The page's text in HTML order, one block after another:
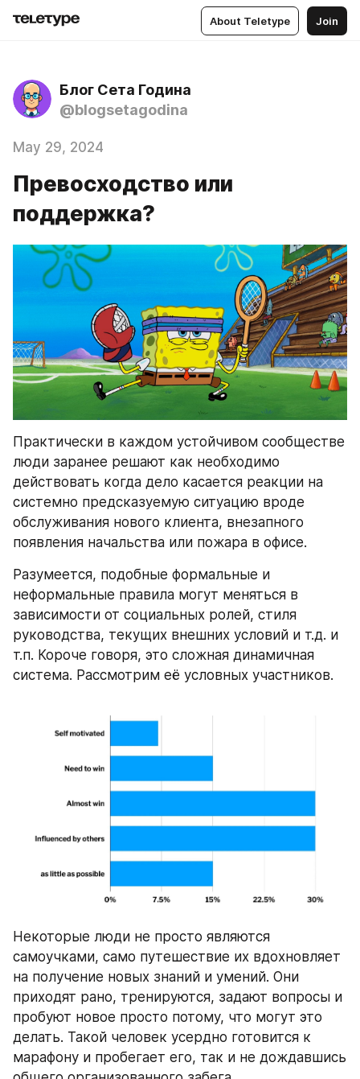
About Teletype Join
Блог Сета Година
@blogsetagodina
May 29, 2024
Превосходство или
поддержка?
Практически в каждом устойчивом сообществе
люди заранее решают как необходимо
действовать когда дело касается реакции на
системно предсказуемую ситуацию вроде
обслуживания нового клиента, внезапного
появления начальства или пожара в офисе.
Разумеется, подобные формальные и
неформальные правила могут меняться в
зависимости от социальных ролей, стиля
руководства, текущих внешних условий и т.д. и
т.п. Короче говоря, это сложная динамичная
система. Рассмотрим её условных участников.
Некоторые люди не просто являются
самоучками, само путешествие их вдохновляет
на получение новых знаний и умений. Они
приходят рано, тренируются, задают вопросы и
пробуют новое просто потому, что могут это
делать. Такой человек усердно готовится к
марафону и пробегает его, так и не дождавшись